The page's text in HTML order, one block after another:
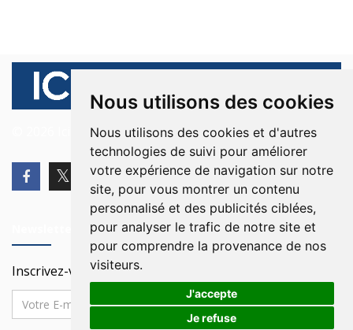
Nous utilisons des cookies
Nous utilisons des cookies et d'autres
technologies de suivi pour améliorer
votre expérience de navigation sur notre
site, pour vous montrer un contenu
personnalisé et des publicités ciblées,
pour analyser le trafic de notre site et
pour comprendre la provenance de nos
visiteurs.
J'accepte
Je refuse
© 2026 Ici Beyrouth. Tous les droits sont réservés.
Inscrivez-vous à notre Newsletter